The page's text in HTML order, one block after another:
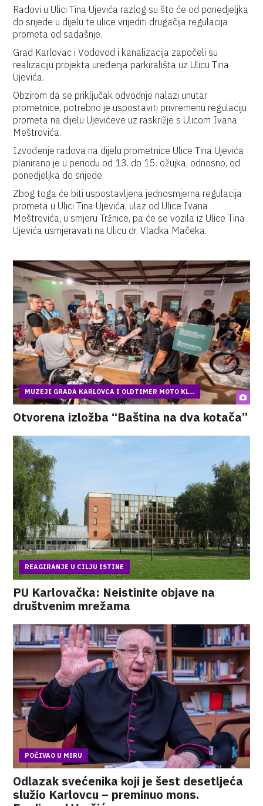
Radovi u Ulici Tina Ujevića razlog su što će od ponedjeljka
do srijede u dijelu te ulice vrijediti drugačija regulacija
prometa od sadašnje.
Grad Karlovac i Vodovod i kanalizacija započeli su
realizaciju projekta uređenja parkirališta uz Ulicu Tina
Ujevića.
Obzirom da se priključak odvodnje nalazi unutar
prometnice, potrebno je uspostaviti privremenu regulaciju
prometa na dijelu Ujevićeve uz raskrižje s Ulicom Ivana
Meštrovića.
Izvođenje radova na dijelu prometnice Ulice Tina Ujevića
planirano je u periodu od 13. do 15. ožujka, odnosno, od
ponedjeljka do srijede.
Zbog toga će biti uspostavljena jednosmjerna regulacija
prometa u Ulici Tina Ujevića, ulaz od Ulice Ivana
Meštrovića, u smjeru Tržnice, pa će se vozila iz Ulice Tina
Ujevića usmjeravati na Ulicu dr. Vladka Mačeka.
MUZEJI GRADA KARLOVCA I OLDTIMER MOTO KL...
Otvorena izložba “Baština na dva kotača”
REAGIRANJE U CILJU ISTINE
PU Karlovačka: Neistinite objave na
društvenim mrežama
POČIVAO U MIRU
Odlazak svećenika koji je šest desetljeća
služio Karlovcu – preminuo mons.